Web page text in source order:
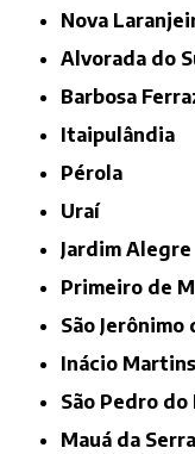
Nova
Alvorada do
Barbosa
Itaipulândia
Pérola
Uraí
Jardim Alegre
Primeiro de
São
Inácio Martins
São Pedro
Mauá da Serra